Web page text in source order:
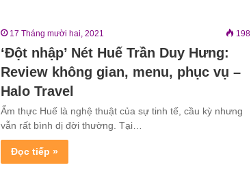
17 Tháng mười hai, 2021 198
‘Đột nhập’ Nét Huế Trần Duy Hưng:
Review không gian, menu, phục vụ –
Halo Travel
Ẩm thực Huế là nghệ thuật của sự tinh tế, cầu kỳ nhưng
vẫn rất bình dị đời thường. Tại…
Đọc tiếp »